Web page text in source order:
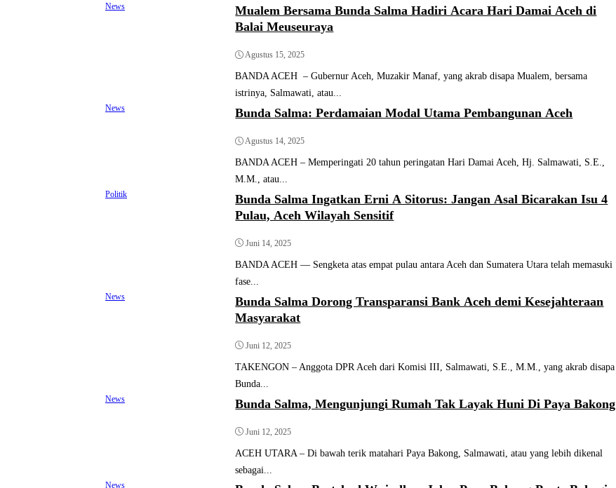
News
Mualem Bersama Bunda Salma Hadiri Acara Hari Damai Aceh di
Balai Meuseuraya
Agustus 15, 2025
BANDA ACEH – Gubernur Aceh, Muzakir Manaf, yang akrab disapa Mualem, bersama
istrinya, Salmawati, atau...
News Bunda Salma: Perdamaian Modal Utama Pembangunan Aceh
Agustus 14, 2025
BANDA ACEH – Memperingati 20 tahun peringatan Hari Damai Aceh, Hj. Salmawati, S.E.,
M.M., atau...
Politik
Bunda Salma Ingatkan Erni A Sitorus: Jangan Asal Bicarakan Isu 4
Pulau, Aceh Wilayah Sensitif
Juni 14, 2025
BANDA ACEH — Sengketa atas empat pulau antara Aceh dan Sumatera Utara telah memasuki
fase...
News
Bunda Salma Dorong Transparansi Bank Aceh demi Kesejahteraan
Masyarakat
Juni 12, 2025
TAKENGON – Anggota DPR Aceh dari Komisi III, Salmawati, S.E., M.M., yang akrab disapa
Bunda...
News Bunda Salma, Mengunjungi Rumah Tak Layak Huni Di Paya Bakong
Juni 12, 2025
ACEH UTARA – Di bawah terik matahari Paya Bakong, Salmawati, atau yang lebih dikenal
sebagai...
News